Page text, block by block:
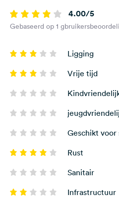
4.00/5
Gebaseerd op 1
Ligging
Vrije tijd
Geschikt voor
Rust
Sanitair
Infrastructuur